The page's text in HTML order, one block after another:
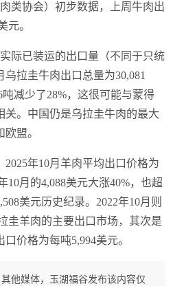
类协会）初步数据，上周牛肉出
元。
际已装运的出口量（不同于只统
拉圭牛肉出口总量为30,081
减少了28%，这很可能与蒙得
关。中国仍是乌拉圭牛肉的最大
盟。
年10月羊肉平均出口价格为
10月的4,088美元大涨40%，也超
美元历史纪录。2022年10月则
圭羊肉的主要出口市场，其次是
价格为每吨5,994美元。
他媒体，玉湖福谷发布该内容仅